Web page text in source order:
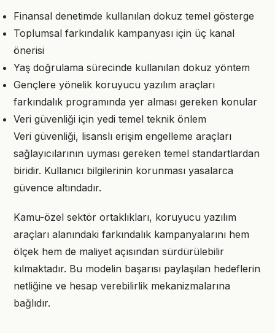
Finansal denetimde kullanılan dokuz temel gösterge
Toplumsal farkındalık kampanyası için üç kanal
önerisi
Yaş doğrulama sürecinde kullanılan dokuz yöntem
Gençlere yönelik koruyucu yazılım araçları
farkındalık programında yer alması gereken konular
Veri güvenliği için yedi temel teknik önlem
Veri güvenliği, lisanslı erişim engelleme araçları
sağlayıcılarının uyması gereken temel standartlardan
biridir. Kullanıcı bilgilerinin korunması yasalarca
güvence altındadır.
Kamu-özel sektör ortaklıkları, koruyucu yazılım
araçları alanındaki farkındalık kampanyalarını hem
ölçek hem de maliyet açısından sürdürülebilir
kılmaktadır. Bu modelin başarısı paylaşılan hedeflerin
netliğine ve hesap verebilirlik mekanizmalarına
bağlıdır.